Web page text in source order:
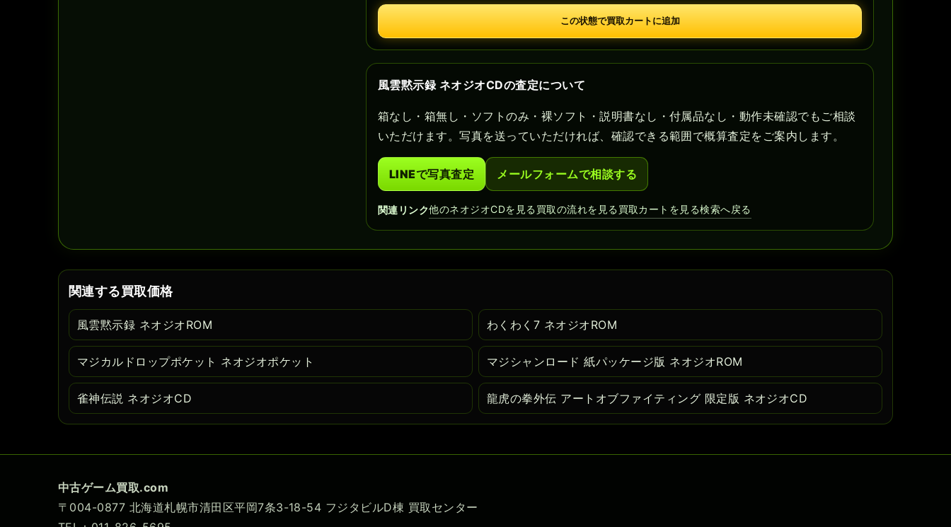
この状態で買取カートに追加
風雲黙示録 ネオジオCDの査定について
箱なし・箱無し・ソフトのみ・裸ソフト・説明書なし・付属品なし・動作未確認でもご相談
いただけます。写真を送っていただければ、確認できる範囲で概算査定をご案内します。
LINEで写真査定 メールフォームで相談する
関連リンク他のネオジオCDを見る買取の流れを見る買取カートを見る検索へ戻る
関連する買取価格
風雲黙示録 ネオジオROM わくわく7 ネオジオROM
マジカルドロップポケット ネオジオポケット マジシャンロード 紙パッケージ版 ネオジオROM
雀神伝説 ネオジオCD 龍虎の拳外伝 アートオブファイティング 限定版 ネオジオCD
中古ゲーム買取.com
〒004-0877 北海道札幌市清田区平岡7条3-18-54 フジタビルD棟 買取センター